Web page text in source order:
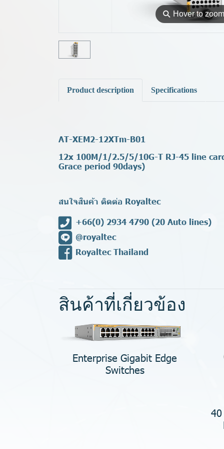
⚲ Hover to zoom
Product description Specifications
AT-XEM2-12XTm-B01
12x 100M/1/2.5/5/10G-T RJ-45 line
Grace period 90days)
สนใจสินค้า ติดต่อ Royaltec
+66(0) 2934 4790 (20 Auto lines)
@royaltec
Royaltec Thailand
สินค้าที่เกี่ยวข้อง
Enterprise Gigabit Edge
Switches